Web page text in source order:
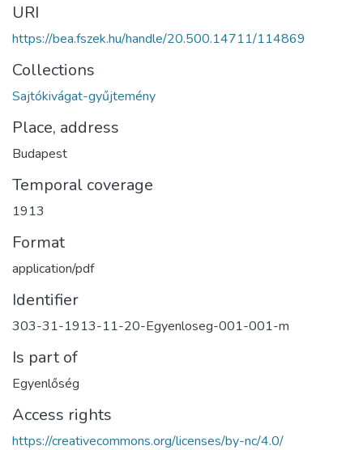
URI
https://bea.fszek.hu/handle/20.500.14711/114869
Collections
Sajtókivágat-gyűjtemény
Place, address
Budapest
Temporal coverage
1913
Format
application/pdf
Identifier
303-31-1913-11-20-Egyenloseg-001-001-m
Is part of
Egyenlőség
Access rights
https://creativecommons.org/licenses/by-nc/4.0/